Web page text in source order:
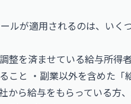
ルが適用されるのは、いく
整を済ませている給与所
こと ・副業以外を含めた
から給与をもらっている方